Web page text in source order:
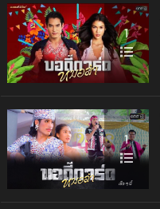
1
1